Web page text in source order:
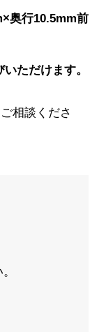
奥行10.5mm前
ただけます。
相談くださ
。